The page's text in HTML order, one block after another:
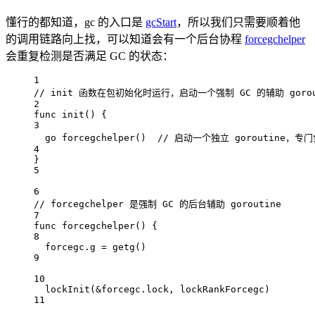
懂行的都知道，gc 的入口是 gcStart，所以我们只需要顺着他
的调用链路向上找，可以知道会有一个后台协程 forcegchelper
会重复检测是否满足 GC 的状态：
1
// init 函数在包初始化时运行，启动一个强制 GC 的辅助
2
func
init () {
3
go
forcegchelper() // 启动一个独立 goroutine，专门
4
}
5
6
// forcegchelper 是强制 GC 的后台辅助 goroutine
7
func
forcegchelper() {
8
forcegc.g = getg ()
9
10
lockInit ( &forcegc.lock, lockRankForcegc)
11